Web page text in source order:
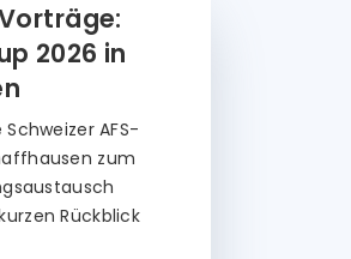
2026 in
AFS-
zum
Rückblick